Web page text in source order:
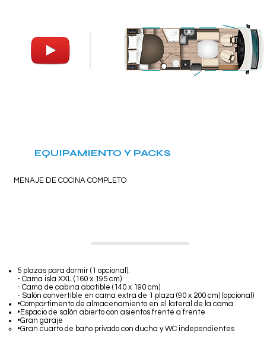
EQUIPAMIENTO Y PACKS
MENAJE DE COCINA COMPLETO
5 plazas para dormir (1 opcional):
- Cama isla XXL (160 x 195 cm)
- Cama de cabina abatible (140 x 190 cm)
- Salón convertible en cama extra de 1 plaza (90 x 200 cm) (opcional)
•Compartimento de almacenamiento en el lateral de la cama
•Espacio de salón abierto con asientos frente a frente
•Gran garaje
•Gran cuarto de baño privado con ducha y WC independientes